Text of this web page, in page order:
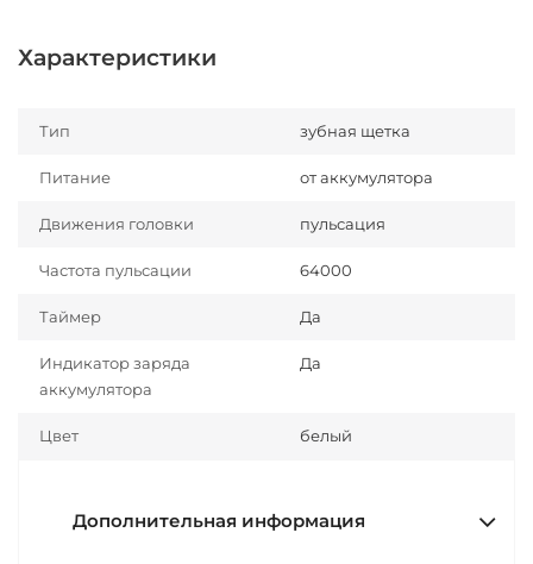
Характеристики
Тип зубная щетка
Питание от аккумулятора
Движения головки пульсация
Частота пульсации 64000
Таймер Да
Индикатор заряда
аккумулятора
Да
Цвет белый
Дополнительная информация